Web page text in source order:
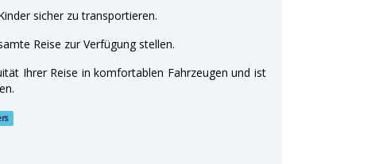
sicher zu transportieren.
Reise zur Verfügung stellen.
Ihrer Reise in komfortablen Fahrzeugen und ist